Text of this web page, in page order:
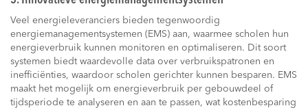
Veel energieleveranciers bieden tegenwoordig
energiemanagementsystemen (EMS) aan, waarmee scholen hun
energieverbruik kunnen monitoren en optimaliseren. Dit soort
systemen biedt waardevolle data over verbruikspatronen en
inefficiënties, waardoor scholen gerichter kunnen besparen. EMS
maakt het mogelijk om energieverbruik per gebouwdeel of
tijdsperiode te analyseren en aan te passen, wat kostenbesparing